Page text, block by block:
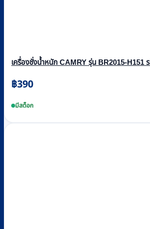
เครื่องชั่งน้ำหนัก CAMRY รุ่น BR2015-H151
฿390
มีสต็อก